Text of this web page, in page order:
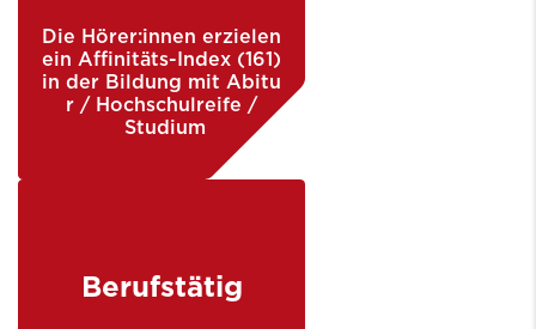
Die Hörer:innen erzielen
ein Affinitäts-Index (161)
in der Bildung mit Abitu
r / Hochschulreife /
Studium
Berufstätig